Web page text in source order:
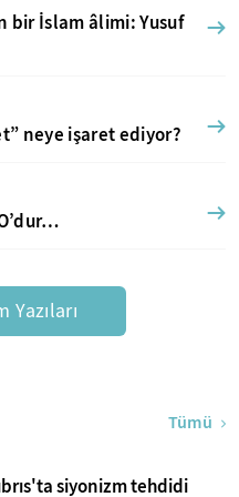
bir İslam âlimi: Yusuf
neye işaret ediyor?
Yazıları
Tümü
siyonizm tehdidi